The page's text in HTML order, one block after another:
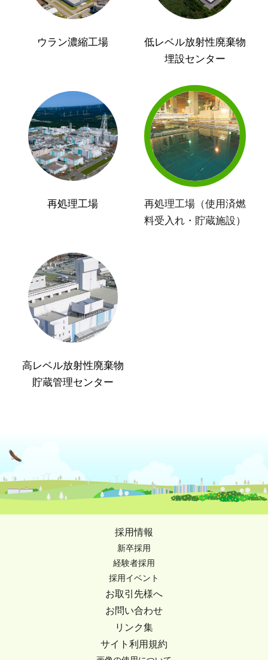
ウラン濃縮工場
低レベル放射性廃棄物
埋設センター
再処理工場
再処理工場（使用済燃
料受入れ・貯蔵施設）
高レベル放射性廃棄物
貯蔵管理センター
採用情報
新卒採用
経験者採用
採用イベント
お取引先様へ
お問い合わせ
リンク集
サイト利用規約